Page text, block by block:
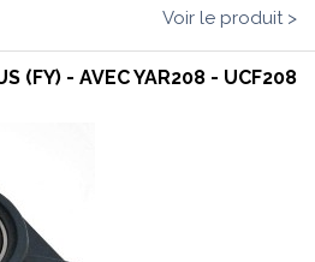
Voir le produit >
(FY) - AVEC YAR208 - UCF208